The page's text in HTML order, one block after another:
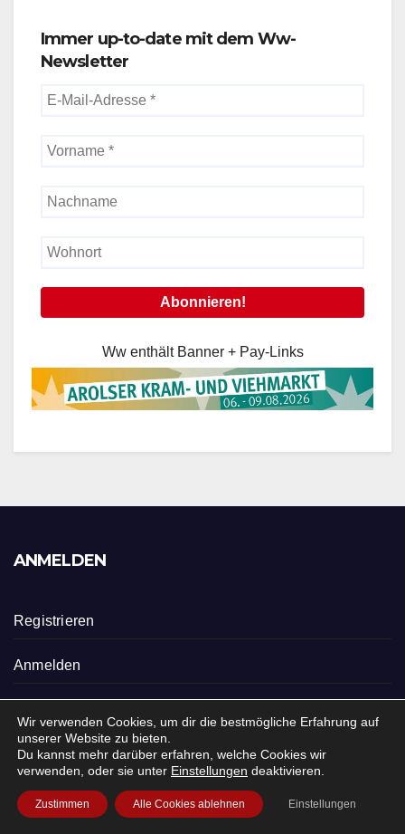
Immer up-to-date mit dem Ww-
Newsletter
Ww enthält Banner + Pay-Links
ANMELDEN
Registrieren
Anmelden
Kommentar-Feed
WordPress.org
Wir verwenden Cookies, um dir die bestmögliche Erfahrung auf
unserer Website zu bieten.
Du kannst mehr darüber erfahren, welche Cookies wir
verwenden, oder sie unter Einstellungen deaktivieren.
Zustimmen Alle Cookies ablehnen Einstellungen